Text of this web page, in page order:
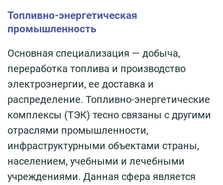
Топливно-энергетическая
промышленность
Основная специализация — добыча,
переработка топлива и производство
электроэнергии, ее доставка и
распределение. Топливно-энергетические
комплексы (ТЭК) тесно связаны с другими
отраслями промышленности,
инфраструктурными объектами страны,
населением, учебными и лечебными
учреждениями. Данная сфера является